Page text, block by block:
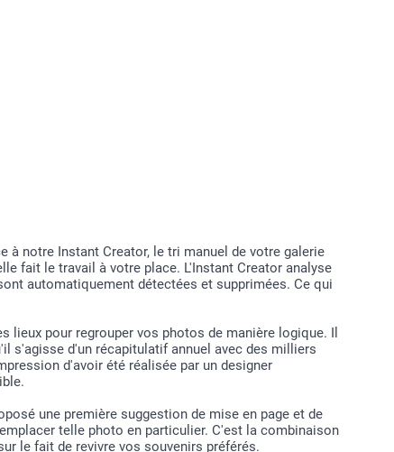
à notre Instant Creator, le tri manuel de votre galerie
fait le travail à votre place. L'Instant Creator analyse
automatiquement détectées et supprimées. Ce qui
pour regrouper vos photos de manière logique. Il
s'agisse d'un récapitulatif annuel avec des milliers
d'avoir été réalisée par un designer
une première suggestion de mise en page et de
telle photo en particulier. C'est la combinaison
le fait de revivre vos souvenirs préférés.